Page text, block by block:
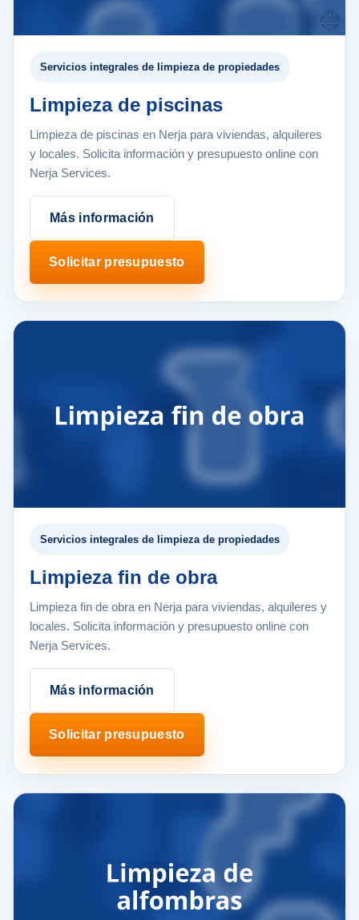
Servicios integrales de limpieza de propiedades
Limpieza de piscinas
Limpieza de piscinas en Nerja para viviendas, alquileres
y locales. Solicita información y presupuesto online con
Nerja Services.
Más información
Solicitar presupuesto
Servicios integrales de limpieza de propiedades
Limpieza fin de obra
Limpieza fin de obra en Nerja para viviendas, alquileres y
locales. Solicita información y presupuesto online con
Nerja Services.
Más información
Solicitar presupuesto